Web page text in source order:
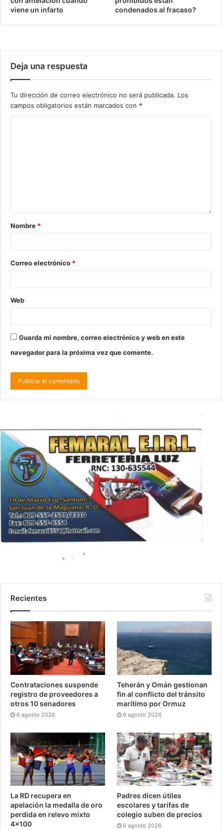
viene un infarto
condenados al fracaso?
Deja una respuesta
Tu dirección de correo electrónico no será publicada. Los
campos obligatorios están marcados con *
Nombre *
Correo electrónico *
Web
Guarda mi nombre, correo electrónico y web en este
navegador para la próxima vez que comente.
Recientes
Contrataciones suspende
registro de proveedores a
otros 10 senadores
6 agosto 2026
Teherán y Omán gestionan
fin al conflicto del tránsito
marítimo por Ormuz
6 agosto 2026
La RD recupera en
apelación la medalla de oro
perdida en relevo mixto
4×100
Padres dicen útiles
escolares y tarifas de
colegio suben de precios
6 agosto 2026